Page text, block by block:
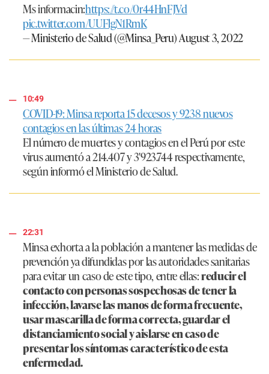
Ms informacin:https://t.co/0r44HnFJVd
pic.twitter.com/UUFlgN1RmK
— Ministerio de Salud (@Minsa_Peru)August 3, 2022
10:49
COVID-19: Minsa reporta 15 decesos y 9238 nuevos
contagios en las últimas 24 horas
El número de muertes y contagios en el Perú por este
virus aumentó a 214.407 y 3′923.744 respectivamente,
según informó el Ministerio de Salud.
22:31
Minsa exhorta a la población a mantener las medidas de
prevención ya difundidas por las autoridades sanitarias
para evitar un caso de este tipo, entre ellas:reducir el
contacto con personas sospechosas de tener la
infección, lavarse las manos de forma frecuente,
usar mascarilla de forma correcta, guardar el
distanciamiento social y aislarse en caso de
presentar los síntomas característico de esta
enfermedad.